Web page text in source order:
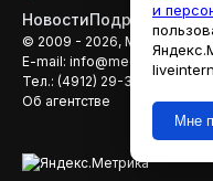
НовостиПодробности
© 2009 - 2026,
E-mail: info@mediaryazan.ru,
Тел.: (4912) 29-33-66
Об агентстве
и
Мне